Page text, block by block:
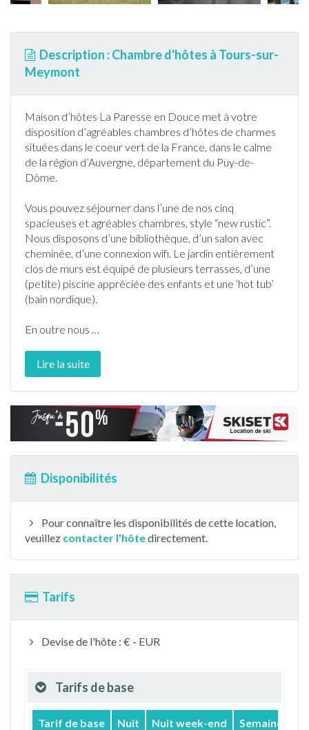
Description : Chambre d'hôtes à Tours-sur-
Meymont
Maison d’hôtes La Paresse en Douce met à votre
disposition d’agréables chambres d’hôtes de charmes
situées dans le coeur vert de la France, dans le calme
de la région d’Auvergne, département du Puy-de-
Dôme.
Vous pouvez séjourner dans l’une de nos cinq
spacieuses et agréables chambres, style “new rustic”.
Nous disposons d’une bibliothèque, d’un salon avec
cheminée, d’une connexion wifi. Le jardin entièrement
clos de murs est équipé de plusieurs terrasses, d’une
(petite) piscine appréciée des enfants et une ‘hot tub’
(bain nordique).
En outre nous …
Lire la suite
Disponibilités
Pour connaître les disponibilités de cette location,
veuillez contacter l'hôtedirectement.
Tarifs
Devise de l'hôte : € - EUR
Tarifs de base
Tarif de base Nuit Nuit week-end Semaine